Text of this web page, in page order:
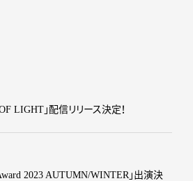
LIGHT」配信リリース決定！
2023 AUTUMN/WINTER」出演決